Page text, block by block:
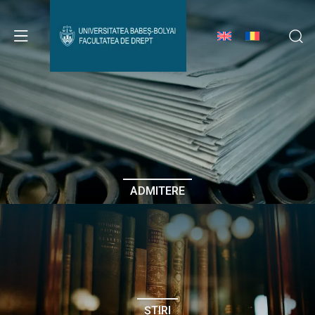
Avizier Studenți
Studii
Admitere
Erasmus & Internațional
Despre Facultate
ADMITERE
ȘTIRI